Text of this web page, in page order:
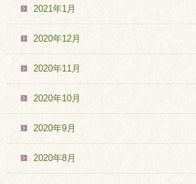
2021年1月
2020年12月
2020年11月
2020年10月
2020年9月
2020年8月